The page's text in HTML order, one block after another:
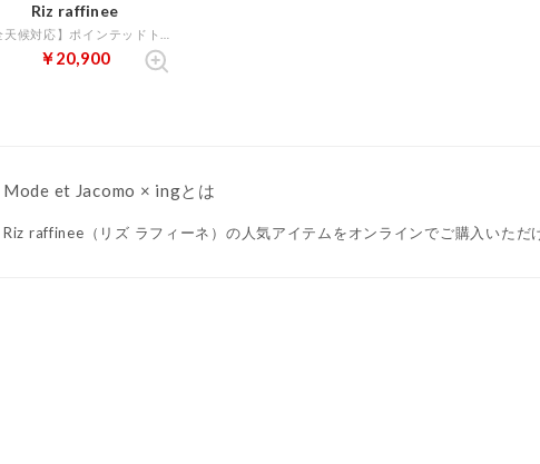
Riz raffinee
￥20,900
Mode et Jacomo × ingとは
Riz raffinee（リズ ラフィーネ）の人気アイテムをオンラインでご購入いただ